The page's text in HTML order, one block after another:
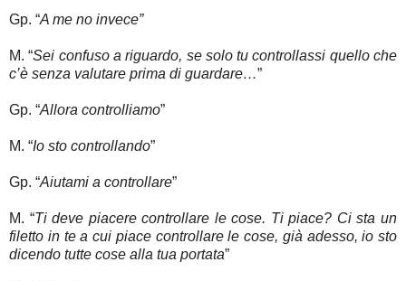
Gp. “A me no invece”
M. “Sei confuso a riguardo, se solo tu controllassi quello che
c’è senza valutare prima di guardare…”
Gp. “Allora controlliamo”
M. “Io sto controllando”
Gp. “Aiutami a controllare”
M. “Ti deve piacere controllare le cose. Ti piace? Ci sta un
filetto in te a cui piace controllare le cose, già adesso, io sto
dicendo tutte cose alla tua portata”